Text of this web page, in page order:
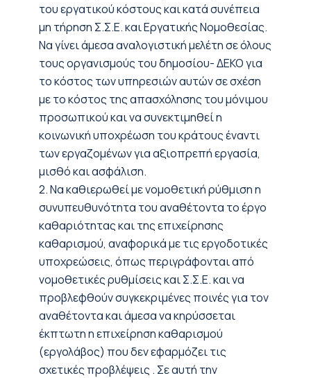
του εργατικού κόστους και κατά συνέπεια
μη τήρηση Σ.Σ.Ε. και Εργατικής Νομοθεσίας.
Να γίνει άμεσα αναλογιστική μελέτη σε όλους
τους οργανισμούς του δημοσίου- ΔΕΚΟ για
το κόστος των υπηρεσιών αυτών σε σχέση
με το κόστος της απασχόλησης του μόνιμου
προσωπικού και να συνεκτιμηθεί η
κοινωνική υποχρέωση του κράτους έναντι
των εργαζομένων για αξιοπρεπή εργασία,
μισθό και ασφάλιση.
2. Να καθιερωθεί με νομοθετική ρύθμιση η
συνυπευθυνότητα του αναθέτοντα το έργο
καθαριότητας και της επιχείρησης
καθαρισμού, αναφορικά με τις εργοδοτικές
υποχρεώσεις, όπως περιγράφονται από
νομοθετικές ρυθμίσεις και Σ.Σ.Ε. και να
προβλεφθούν συγκεκριμένες ποινές για τον
αναθέτοντα και άμεσα να κηρύσσεται
έκπτωτη η επιχείρηση καθαρισμού
(εργολάβος) που δεν εφαρμόζει τις
σχετικές προβλέψεις . Σε αυτή την